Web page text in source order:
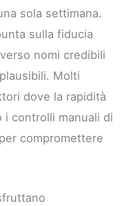
sola settimana.
sulla fiducia
nomi credibili
Molti
dove la rapidità
i controlli manuali di
compromettere